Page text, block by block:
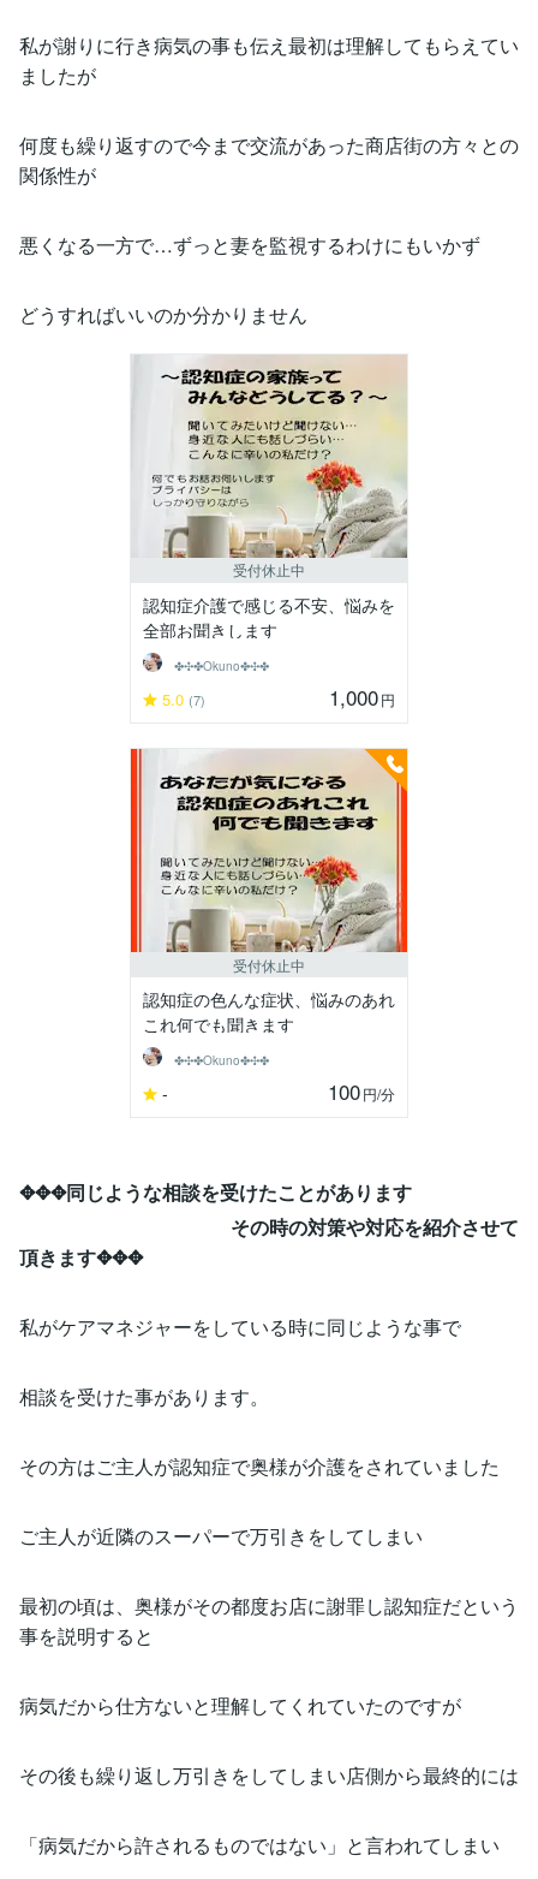
私が謝りに行き病気の事も伝え最初は理解してもらえてい
ましたが
何度も繰り返すので今まで交流があった商店街の方々との
関係性が
悪くなる一方で…ずっと妻を監視するわけにもいかず
どうすればいいのか分かりません
受付休止中
認知症介護で感じる不安、悩みを
全部お聞きします
✤✣✤Okuno✤✣✤
5.0 (7) 1,000円
受付休止中
認知症の色んな症状、悩みのあれ
これ何でも聞きます
✤✣✤Okuno✤✣✤
- 100円/分
✥✥✥同じような相談を受けたことがあります
その時の対策や対応を紹介させて
頂きます✥✥✥
私がケアマネジャーをしている時に同じような事で
相談を受けた事があります。
その方はご主人が認知症で奥様が介護をされていました
ご主人が近隣のスーパーで万引きをしてしまい
最初の頃は、奥様がその都度お店に謝罪し認知症だという
事を説明すると
病気だから仕方ないと理解してくれていたのですが
その後も繰り返し万引きをしてしまい店側から最終的には
「病気だから許されるものではない」と言われてしまい